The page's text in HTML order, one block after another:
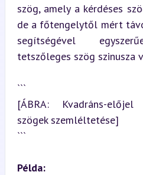
szög, amely a kérdéses
de a főtengelytől mért
segítségével
tetszőleges szög szinusza
```
[ÁBRA: Kvadráns-
szögek szemléltetése]
```
Példa: